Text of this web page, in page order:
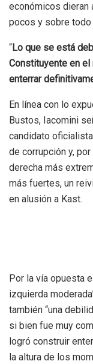
económicos dieran
pocos y sobre todo
“Lo que se está
Constituyente en
enterrar
En línea con lo
Bustos, Iacomini
candidato
de corrupción y,
derecha más
más fuertes, un
en alusión a Kast.
Por la vía opuesta
izquierda
también “una
si bien fue muy
logró construir
la altura de los